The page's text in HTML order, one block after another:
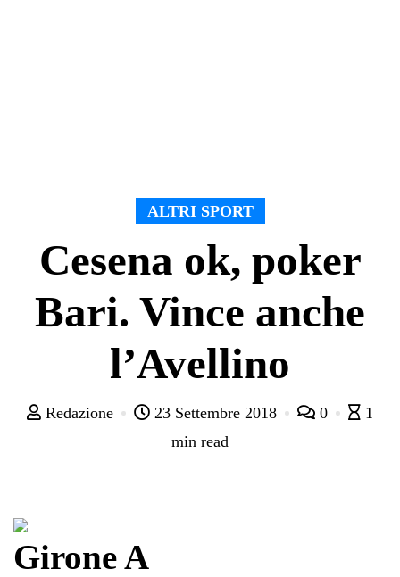
ALTRI SPORT
Cesena ok, poker
Bari. Vince anche
l’Avellino
Redazione 23 Settembre 2018 0
1
min read
Girone A